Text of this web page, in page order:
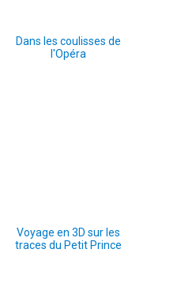
Dans les coulisses de
l'Opéra
Voyage en 3D sur les
traces du Petit Prince